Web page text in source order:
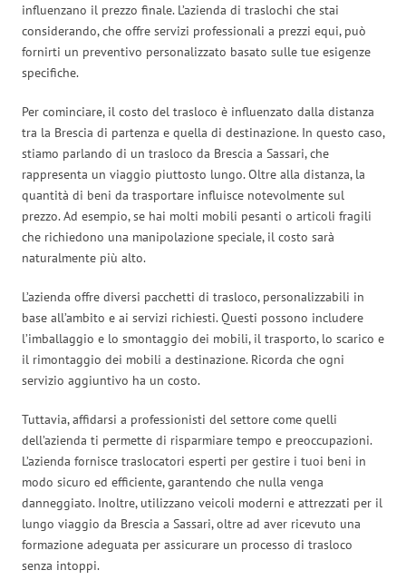
influenzano il prezzo finale. L’azienda di traslochi che stai
considerando, che offre servizi professionali a prezzi equi, può
fornirti un preventivo personalizzato basato sulle tue esigenze
specifiche.
Per cominciare, il costo del trasloco è influenzato dalla distanza
tra la Brescia di partenza e quella di destinazione. In questo caso,
stiamo parlando di un trasloco da Brescia a Sassari, che
rappresenta un viaggio piuttosto lungo. Oltre alla distanza, la
quantità di beni da trasportare influisce notevolmente sul
prezzo. Ad esempio, se hai molti mobili pesanti o articoli fragili
che richiedono una manipolazione speciale, il costo sarà
naturalmente più alto.
L’azienda offre diversi pacchetti di trasloco, personalizzabili in
base all’ambito e ai servizi richiesti. Questi possono includere
l’imballaggio e lo smontaggio dei mobili, il trasporto, lo scarico e
il rimontaggio dei mobili a destinazione. Ricorda che ogni
servizio aggiuntivo ha un costo.
Tuttavia, affidarsi a professionisti del settore come quelli
dell’azienda ti permette di risparmiare tempo e preoccupazioni.
L’azienda fornisce traslocatori esperti per gestire i tuoi beni in
modo sicuro ed efficiente, garantendo che nulla venga
danneggiato. Inoltre, utilizzano veicoli moderni e attrezzati per il
lungo viaggio da Brescia a Sassari, oltre ad aver ricevuto una
formazione adeguata per assicurare un processo di trasloco
senza intoppi.